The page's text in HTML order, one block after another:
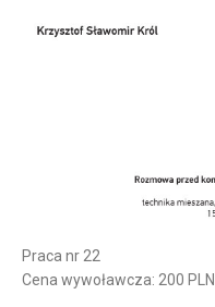
Praca nr 22
Cena wywoławcza: 200 PLN